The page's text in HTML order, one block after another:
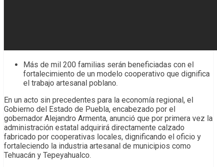
Más de mil 200 familias serán beneficiadas con el
fortalecimiento de un modelo cooperativo que dignifica
el trabajo artesanal poblano.
En un acto sin precedentes para la economía regional, el
Gobierno del Estado de Puebla, encabezado por el
gobernador Alejandro Armenta, anunció que por primera vez la
administración estatal adquirirá directamente calzado
fabricado por cooperativas locales, dignificando el oficio y
fortaleciendo la industria artesanal de municipios como
Tehuacán y Tepeyahualco.